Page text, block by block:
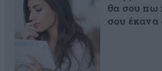
θα σου πω
σου έκανα